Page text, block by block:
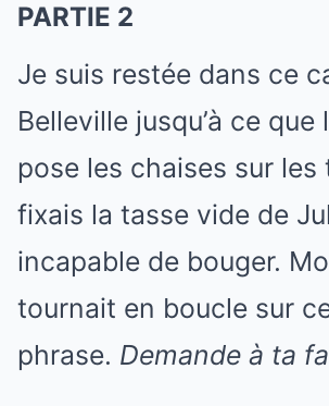
PARTIE 2
Je suis restée dans ce
Belleville jusqu’à ce que
pose les chaises sur les
fixais la tasse vide de
incapable de bouger.
tournait en boucle sur
phrase. Demande à ta